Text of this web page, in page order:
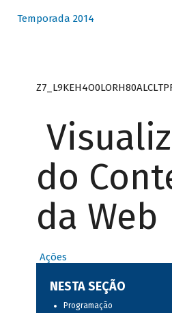
Temporada 2014
do
da Web
Ações
NESTA SEÇÃO
Programação